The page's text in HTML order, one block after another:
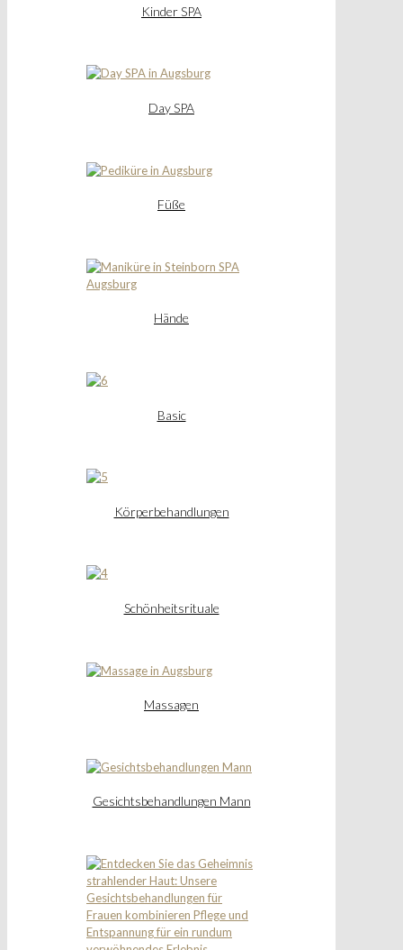
Kinder SPA
Day SPA
Füße
Hände
Basic
Körperbehandlungen
Schönheitsrituale
Massagen
Gesichtsbehandlungen Mann